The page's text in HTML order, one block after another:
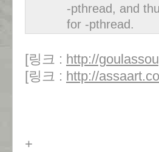
-pthread, and thus
for -pthread.
[링크 : http://
[링크 : http://
+